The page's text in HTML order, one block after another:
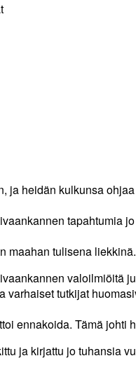
ja heidän kulkunsa
tapahtumia
maahan tulisena liekkinä.
valoilmiöitä
varhaiset tutkijat
ennakoida. Tämä johti
ja kirjattu jo tuhansia